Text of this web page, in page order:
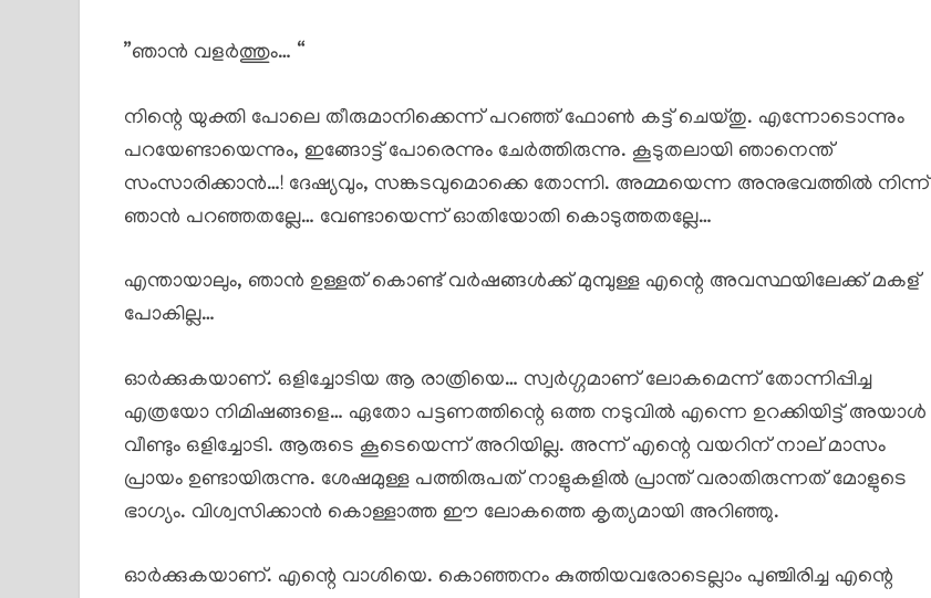
”ഞാൻ വളർത്തും… “
നിന്റെ യുക്തി പോലെ തീരുമാനിക്കെന്ന് പറഞ്ഞ് ഫോൺ കട്ട് ചെയ്തു. എന്നോടൊന്നും
പറയേണ്ടായെന്നും, ഇങ്ങോട്ട് പോരെന്നും ചേർത്തിരുന്നു. കൂടുതലായി ഞാനെന്ത്
സംസാരിക്കാൻ…! ദേഷ്യവും, സങ്കടവുമൊക്കെ തോന്നി. അമ്മയെന്ന അനുഭവത്തിൽ നിന്ന്
ഞാൻ പറഞ്ഞതല്ലേ… വേണ്ടായെന്ന് ഓതിയോതി കൊടുത്തതല്ലേ…
എന്തായാലും, ഞാൻ ഉള്ളത് കൊണ്ട് വർഷങ്ങൾക്ക് മുമ്പുള്ള എന്റെ അവസ്ഥയിലേക്ക് മകള്
പോകില്ല…
ഓർക്കുകയാണ്. ഒളിച്ചോടിയ ആ രാത്രിയെ… സ്വർഗ്ഗമാണ് ലോകമെന്ന് തോന്നിപ്പിച്ച
എത്രയോ നിമിഷങ്ങളെ… ഏതോ പട്ടണത്തിന്റെ ഒത്ത നടുവിൽ എന്നെ ഉറക്കിയിട്ട് അയാൾ
വീണ്ടും ഒളിച്ചോടി. ആരുടെ കൂടെയെന്ന് അറിയില്ല. അന്ന് എന്റെ വയറിന് നാല് മാസം
പ്രായം ഉണ്ടായിരുന്നു. ശേഷമുള്ള പത്തിരുപത് നാളുകളിൽ പ്രാന്ത് വരാതിരുന്നത് മോളുടെ
ഭാഗ്യം. വിശ്വസിക്കാൻ കൊള്ളാത്ത ഈ ലോകത്തെ കൃത്യമായി അറിഞ്ഞു.
ഓർക്കുകയാണ്. എന്റെ വാശിയെ. കൊഞ്ഞനം കുത്തിയവരോടെല്ലാം പുഞ്ചിരിച്ച എന്റെ